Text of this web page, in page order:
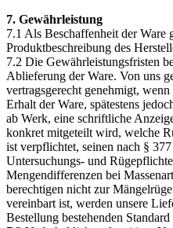
7. Gewährleistung
7.1 Als Beschaffenheit der Ware
Produktbeschreibung des
7.2 Die Gewährleistungsfristen
Ablieferung der Ware. Von uns
vertragsgerecht genehmigt,
Erhalt der Ware, spätestens
ab Werk, eine schriftliche
konkret mitgeteilt wird, welche
ist verpflichtet, seinen nach §
Untersuchungs- und
Mengendifferenzen bei
berechtigen nicht zur
vereinbart ist, werden unsere
Bestellung bestehenden